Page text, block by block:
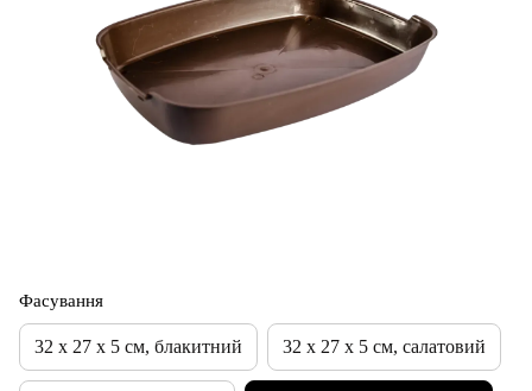
Фасування
32 х 27 х 5 см, блакитний 32 х 27 х 5 см, салатовий